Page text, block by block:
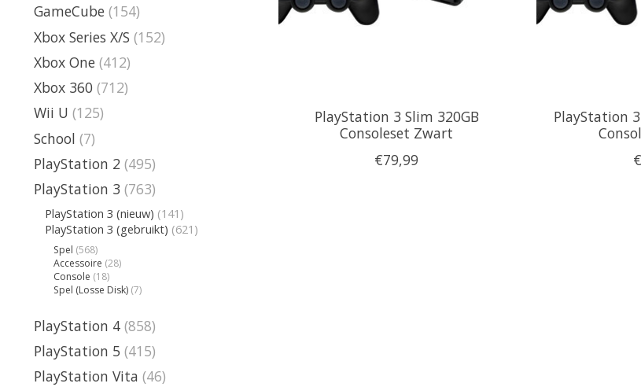
GameCube (154)
Xbox Series X/S (152)
Xbox One (412)
Xbox 360 (712)
Wii U (125)
School (7)
PlayStation 2 (495)
PlayStation 3 (763)
PlayStation 3 (nieuw) (141)
PlayStation 3 (gebruikt) (621)
Spel (568)
Accessoire (28)
Console (18)
Spel (Losse Disk) (7)
PlayStation 4 (858)
PlayStation 5 (415)
PlayStation Vita (46)
PlayStation 3 Slim 320GB
Consoleset Zwart
€79,99
PlayStation